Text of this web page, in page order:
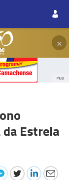
×
PUB
Estrela